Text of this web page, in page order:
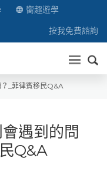
嚮趣遊學
按我免費諮詢
送出
_菲律賓移民Q&A
遇到的問
Q&A